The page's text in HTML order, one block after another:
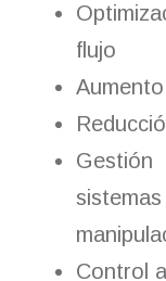
flujo
Control